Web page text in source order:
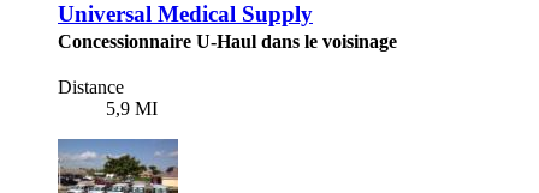
Universal Medical Supply
Concessionnaire U-Haul dans le voisinage
Distance
5,9 MI